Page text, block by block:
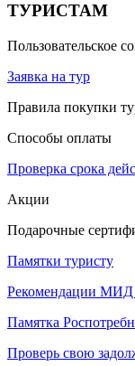
ТУРИСТАМ
Пользовательское
Заявка на тур
Правила покупки
Способы оплаты
Проверка срока
Акции
Подарочные
Памятки туристу
Рекомендации
Памятка
Проверь свою